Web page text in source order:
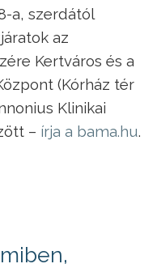
a, szerdától
az
Kertváros és a
(Kórház tér
Klinikai
– írja a bama.hu.